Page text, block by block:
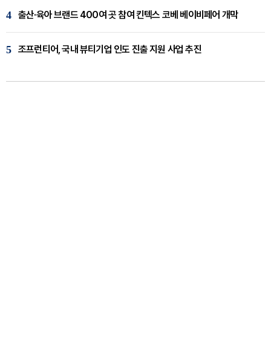
4 출산·육아 브랜드 400여 곳 참여 킨텍스 코베 베이비페어 개막
5 조프런티어, 국내 뷰티기업 인도 진출 지원 사업 추진